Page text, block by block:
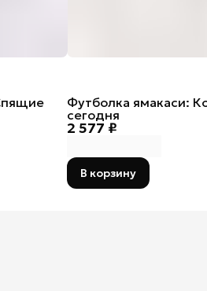
2 577 ₽
Футболка ямакаси:
сегодня
В корзину